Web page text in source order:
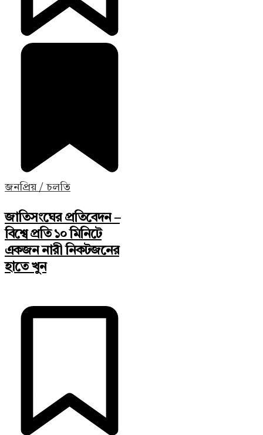
জনপ্রিয় / চলতি
জাতিসংঘের প্রতিবেদন –
বিশ্বে প্রতি ১০ মিনিটে
একজন নারী নিকটজনের
হাতে খুন